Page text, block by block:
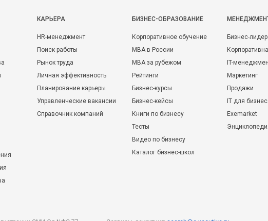
КАРЬЕРА
HR-менеджмент
Поиск работы
Рынок труда
Личная эффективность
Планирование карьеры
Управленческие вакансии
Справочник компаний
БИЗНЕС-ОБРАЗОВАНИЕ
Корпоративное обучение
MBA в России
MBA за рубежом
Рейтинги
Бизнес-курсы
Бизнес-кейсы
Книги по бизнесу
Тесты
Видео по бизнесу
Каталог бизнес-школ
Бизнес-
IT-
Маркетинг
Продажи
IT для
Exemarket